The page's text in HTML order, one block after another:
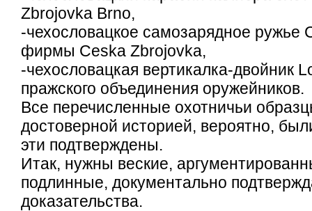
Zbrojovka Brno,
-чехословацкое самозарядное ружье
фирмы Ceska Zbrojovka,
-чехословацкая вертикалка-двойник
пражского объединения оружейников.
Все перечисленные охотничьи
достоверной историей, вероятно,
эти подтверждены.
Итак, нужны веские,
подлинные, документально
доказательства.